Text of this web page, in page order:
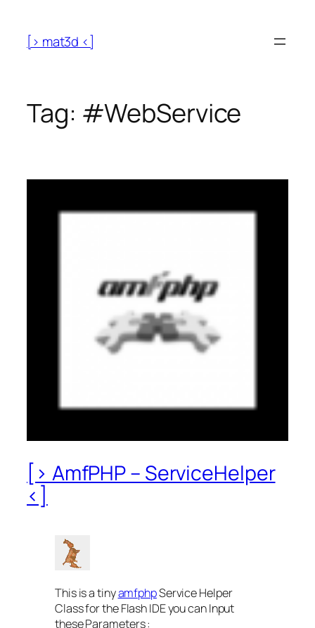
[> mat3d <]
Tag: #WebService
[> AmfPHP – ServiceHelper
<]
This is a tinyamfphpService Helper
Class for the Flash IDE you can Input
these Parameters :